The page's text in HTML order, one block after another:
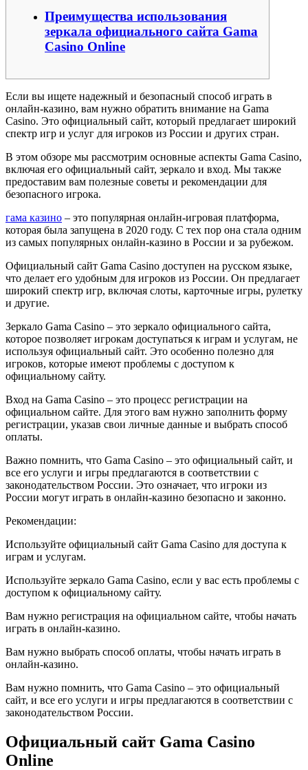
Преимущества использования
зеркала официального сайта Gama
Casino Online
Если вы ищете надежный и безопасный способ играть в
онлайн-казино, вам нужно обратить внимание на Gama
Casino. Это официальный сайт, который предлагает широкий
спектр игр и услуг для игроков из России и других стран.
В этом обзоре мы рассмотрим основные аспекты Gama Casino,
включая его официальный сайт, зеркало и вход. Мы также
предоставим вам полезные советы и рекомендации для
безопасного игрока.
гама казино – это популярная онлайн-игровая платформа,
которая была запущена в 2020 году. С тех пор она стала одним
из самых популярных онлайн-казино в России и за рубежом.
Официальный сайт Gama Casino доступен на русском языке,
что делает его удобным для игроков из России. Он предлагает
широкий спектр игр, включая слоты, карточные игры, рулетку
и другие.
Зеркало Gama Casino – это зеркало официального сайта,
которое позволяет игрокам доступаться к играм и услугам, не
используя официальный сайт. Это особенно полезно для
игроков, которые имеют проблемы с доступом к
официальному сайту.
Вход на Gama Casino – это процесс регистрации на
официальном сайте. Для этого вам нужно заполнить форму
регистрации, указав свои личные данные и выбрать способ
оплаты.
Важно помнить, что Gama Casino – это официальный сайт, и
все его услуги и игры предлагаются в соответствии с
законодательством России. Это означает, что игроки из
России могут играть в онлайн-казино безопасно и законно.
Рекомендации:
Используйте официальный сайт Gama Casino для доступа к
играм и услугам.
Используйте зеркало Gama Casino, если у вас есть проблемы с
доступом к официальному сайту.
Вам нужно регистрация на официальном сайте, чтобы начать
играть в онлайн-казино.
Вам нужно выбрать способ оплаты, чтобы начать играть в
онлайн-казино.
Вам нужно помнить, что Gama Casino – это официальный
сайт, и все его услуги и игры предлагаются в соответствии с
законодательством России.
Официальный сайт Gama Casino
Online